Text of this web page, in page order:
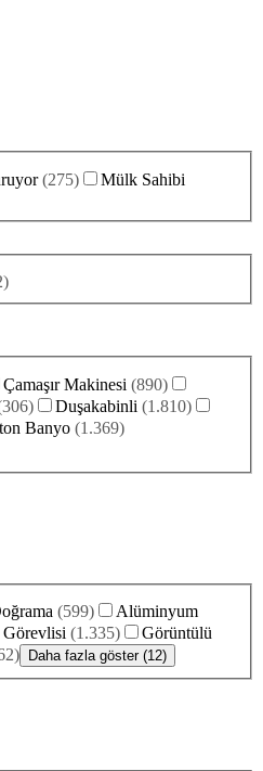
(275)
Mülk Sahibi
)
Çamaşır Makinesi (890)
306) Duşakabinli (1.810)
Banyo (1.369)
(599)
Alüminyum
(1.335)
Görüntülü
) Daha fazla göster (12)